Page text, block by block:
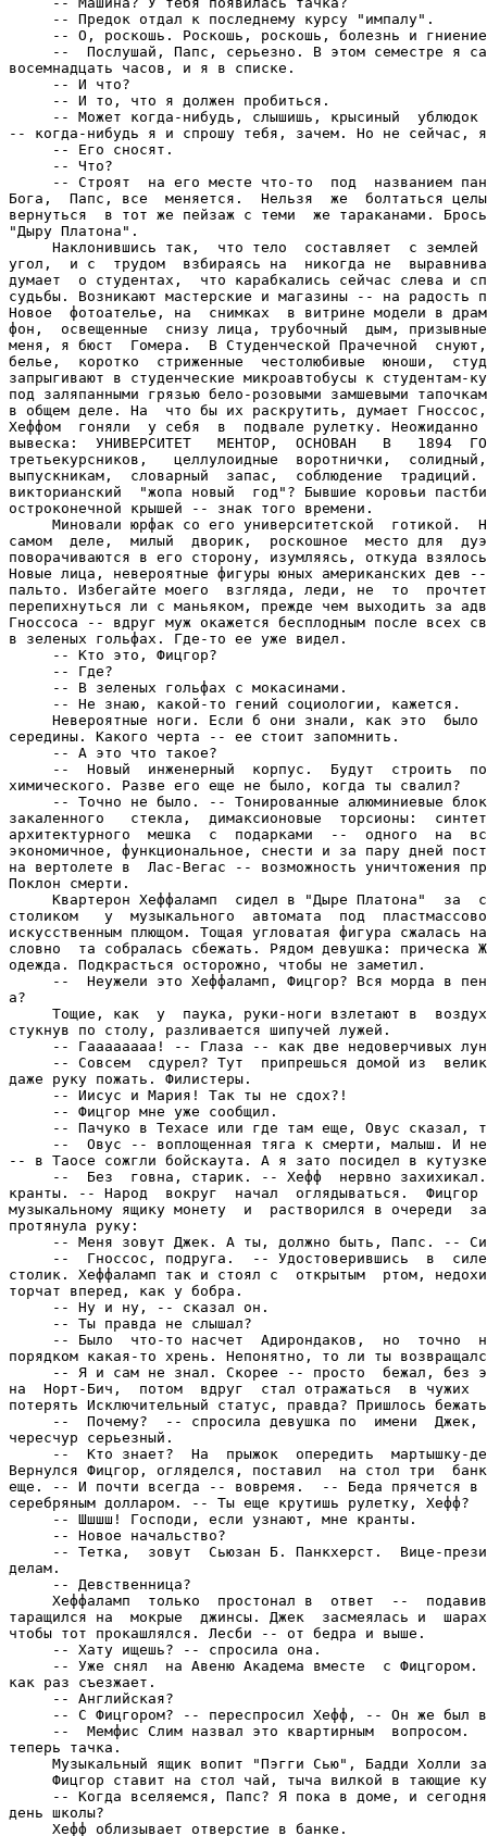
     -- Предок отдал к последнему курсу "импалу".
-- О, роскошь. Роскошь, роскошь, болезнь и
--  Послушай, Папс, серьезно. В этом семестре я
восемнадцать часов, и я в списке.
     -- И что?
     -- И то, что я должен пробиться.
-- Может когда-нибудь, слышишь, крысиный  ублюдок
-- когда-нибудь я и спрошу тебя, зачем. Но не сейчас,
     -- Его сносят.
     -- Что?
-- Строят  на его месте что-то  под  названием
Бога,  Папс, все  меняется.  Нельзя  же  болтаться
вернуться  в тот же пейзаж с теми  же тараканами.
"Дыру Платона".
Наклонившись так,  что тело  составляет  с землей
угол,  и с  трудом  взбираясь на  никогда не
думает  о студентах,  что карабкались сейчас слева и
судьбы. Возникают мастерские и магазины -- на радость
Новое  фотоателье, на  снимках  в витрине модели в
фон,  освещенные  снизу лица, трубочный  дым,
меня, я бюст  Гомера.  В Студенческой Прачечной
белье,  коротко  стриженные  честолюбивые  юноши,
запрыгивают в студенческие микроавтобусы к студентам-
под заляпанными грязью бело-розовыми замшевыми
в общем деле. На  что бы их раскрутить, думает
Хеффом  гоняли  у себя  в  подвале рулетку. Неожиданно
вывеска:  УНИВЕРСИТЕТ   МЕНТОР,  ОСНОВАН   В   1894
третьекурсников,   целлулоидные  воротнички,
выпускникам,  словарный  запас,  соблюдение  традиций.
викторианский  "жопа новый  год"? Бывшие коровьи
остроконечной крышей -- знак того времени.
Миновали юрфак со его университетской  готикой.
самом  деле,  милый  дворик,  роскошное  место для
поворачиваются в его сторону, изумляясь, откуда
Новые лица, невероятные фигуры юных американских дев
пальто. Избегайте моего  взгляда, леди, не  то
перепихнуться ли с маньяком, прежде чем выходить за
Гноссоса -- вдруг муж окажется бесплодным после всех
в зеленых гольфах. Где-то ее уже видел.
     -- Кто это, Фицгор?
     -- Где?
     -- В зеленых гольфах с мокасинами.
     -- Не знаю, какой-то гений социологии, кажется.
Невероятные ноги. Если б они знали, как это  было
середины. Какого черта -- ее стоит запомнить.
     -- А это что такое?
--  Новый  инженерный  корпус.  Будут  строить
химического. Разве его еще не было, когда ты свалил?
-- Точно не было. -- Тонированные алюминиевые
закаленного   стекла,  димаксионовые  торсионы:
архитектурного  мешка  с  подарками  --  одного  на
экономичное, функциональное, снести и за пару дней
на вертолете в  Лас-Вегас -- возможность уничтожения
Поклон смерти.
Квартерон Хеффаламп  сидел в "Дыре Платона"  за
столиком   у  музыкального  автомата  под
искусственным плющом. Тощая угловатая фигура сжалась
словно  та собралась сбежать. Рядом девушка: прическа
одежда. Подкрасться осторожно, чтобы не заметил.
--  Неужели это Хеффаламп, Фицгор? Вся морда в
а?
Тощие, как  у  паука, руки-ноги взлетают в
стукнув по столу, разливается шипучей лужей.
-- Гаааааааа! -- Глаза -- как две недоверчивых
-- Совсем  сдурел? Тут  припрешься домой из
даже руку пожать. Филистеры.
     -- Иисус и Мария! Так ты не сдох?!
     -- Фицгор мне уже сообщил.
-- Пачуко в Техасе или где там еще, Овус сказал,
--  Овус -- воплощенная тяга к смерти, малыш. И
-- в Таосе сожгли бойскаута. А я зато посидел в
--  Без  говна, старик. -- Хефф  нервно
кранты. -- Народ  вокруг  начал  оглядываться.  Фицгор
музыкальному ящику монету  и  растворился в очереди
протянула руку:
-- Меня зовут Джек. А ты, должно быть, Папс. --
--  Гноссос, подруга.  -- Удостоверившись  в
столик. Хеффаламп так и стоял с  открытым  ртом,
торчат вперед, как у бобра.
     -- Ну и ну, -- сказал он.
     -- Ты правда не слышал?
-- Было  что-то насчет  Адирондаков,  но  точно
порядком какая-то хрень. Непонятно, то ли ты
-- Я и сам не знал. Скорее -- просто  бежал, без
на  Норт-Бич,  потом  вдруг  стал отражаться  в чужих
потерять Исключительный статус, правда? Пришлось
--  Почему?  -- спросила девушка по  имени  Джек,
чересчур серьезный.
--  Кто знает?  На  прыжок  опередить  мартышку-
Вернулся Фицгор, огляделся, поставил  на стол три
еще. -- И почти всегда -- вовремя.  -- Беда прячется в
серебряным долларом. -- Ты еще крутишь рулетку, Хефф?
     -- Шшшш! Господи, если узнают, мне кранты.
     -- Новое начальство?
-- Тетка,  зовут  Сьюзан Б. Панкхерст.  Вице-
делам.
     -- Девственница?
Хеффаламп  только  простонал в  ответ  --
таращился на  мокрые  джинсы. Джек  засмеялась и
чтобы тот прокашлялся. Лесби -- от бедра и выше.
     -- Хату ищешь? -- спросила она.
-- Уже снял  на Авеню Академа вместе  с Фицгором.
как раз съезжает.
     -- Английская?
-- С Фицгором? -- переспросил Хефф, -- Он же был
--  Мемфис Слим назвал это квартирным  вопросом.
теперь тачка.
Музыкальный ящик вопит "Пэгги Сью", Бадди Холли
Фицгор ставит на стол чай, тыча вилкой в тающие
-- Когда вселяемся, Папс? Я пока в доме, и
день школы?
     Хефф облизывает отверстие в банке.